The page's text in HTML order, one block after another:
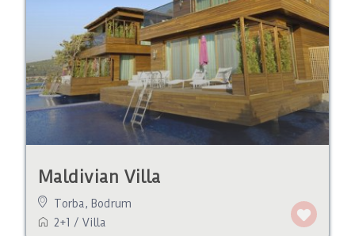
Maldivian Villa
Torba, Bodrum
2+1 / Villa